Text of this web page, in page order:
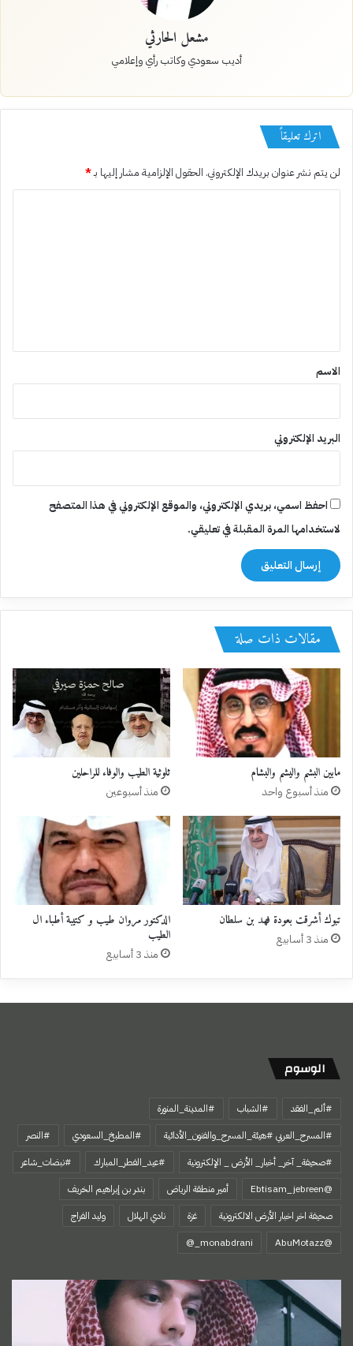
مشعل الحارثي
أديب سعودي وكاتب رأي وإعلامي
اترك تعليقاً
لن يتم نشر عنوان بريدك الإلكتروني. الحقول الإلزامية مشار إليها بـ*
*
الاسم
البريد الإلكتروني
احفظ اسمي، بريدي الإلكتروني، والموقع الإلكتروني في هذا المتصفح
لاستخدامها المرة المقبلة في تعليقي.
مقالات ذات صلة
مابين البشم واليشم والبشام
منذ أسبوع واحد
ثلوثية الطيب والوفاء للراحلين
منذ أسبوعين
تبوك أشرقت بعودة فهد بن سلطان
منذ 3 أسابيع
الدكتور مروان طيب و كتيبة أطباء ال
الطيب
منذ 3 أسابيع
الوسوم
#ألم_الفقد #الشباب
#المدينة_المنورة
#المسرح_العربي #هيئة_المسرح_والفنون_الأدائية
#المطبخ_السعودي
#النصر
#صحيفة_ آخر_ أخبار_ الأرض _ الإلكترونية
#عيد_الفطر_المبارك
#نبضات_شاعر
@Ebtisam_jebreen
أمير منطقة الرياض
بندر بن إبراهيم الخريف
صحيفة اخر اخبار الأرض الالكترونية
غزة نادي الهلال
وليد الفراج
‏@AbuMotazz
وكوب
شاي